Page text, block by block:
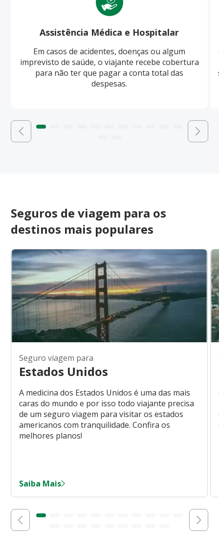
Assistência Médica e Hospitalar
Em casos de acidentes, doenças ou algum
imprevisto de saúde, o viajante recebe cobertura
para não ter que pagar a conta total das
despesas.
Seguros de viagem para os
destinos mais populares
Seguro viagem para
Estados Unidos
A medicina dos Estados Unidos é uma das mais
caras do mundo e por isso todo viajante precisa
de um seguro viagem para visitar os estados
americanos com tranquilidade. Confira os
melhores planos!
Saiba Mais